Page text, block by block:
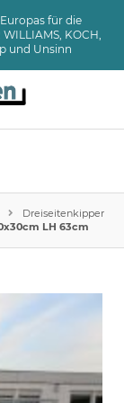
für die
KOCH,
und Unsinn
Dreiseitenkipper
LH 63cm